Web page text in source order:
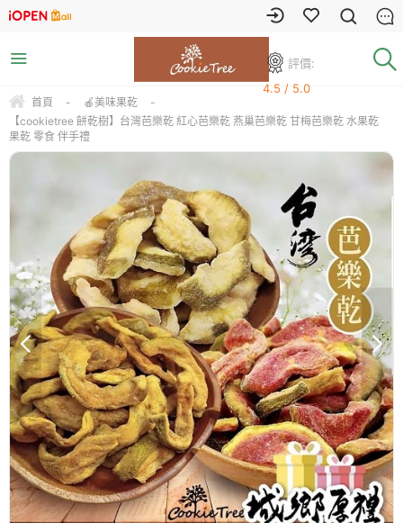
評價:
4.5 / 5.0
首頁 - 🍎美味果乾
-
【cookietree 餅乾樹】台灣芭樂乾 紅心芭樂乾 燕巢芭樂乾 甘梅芭樂乾 水果乾
果乾 零食 伴手禮